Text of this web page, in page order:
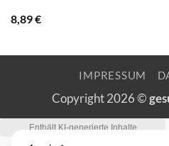
8,89€
IMPRESSUM
Copyright 2026 ©